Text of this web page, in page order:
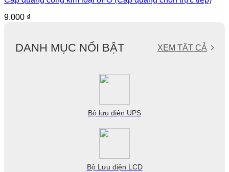
9.000 ₫
DANH MỤC NỔI BẬT XEM TẤT CẢ
Bộ lưu điện UPS
Bộ Lưu điện LCD